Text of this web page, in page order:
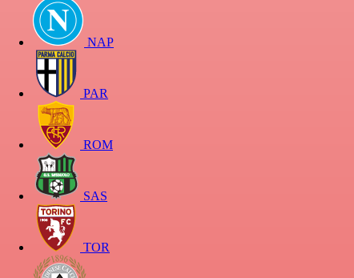
NAP
PAR
ROM
SAS
TOR